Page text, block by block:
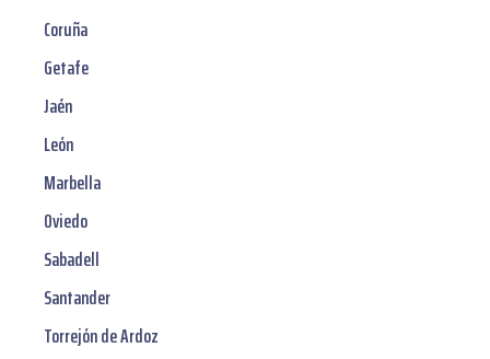
Coruña
Getafe
Jaén
León
Marbella
Oviedo
Sabadell
Santander
Torrejón de Ardoz